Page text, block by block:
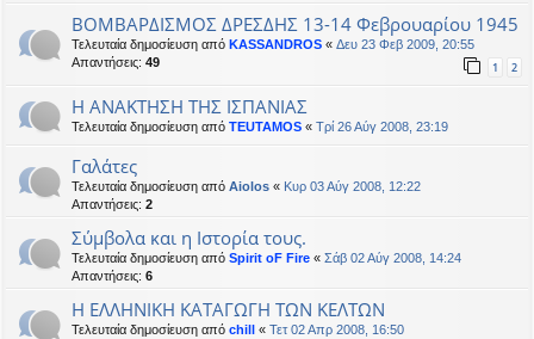
ΒΟΜΒΑΡΔΙΣΜΟΣ ΔΡΕΣΔΗΣ 13-14 Φεβρουαρίου 1945
Τελευταία δημοσίευση από KASSANDROS « Δευ 23 Φεβ 2009, 20:55
Απαντήσεις: 49 1 2
Η ΑΝΑΚΤΗΣΗ ΤΗΣ ΙΣΠΑΝΙΑΣ
Τελευταία δημοσίευση από TEUTAMOS « Τρί 26 Αύγ 2008, 23:19
Γαλάτες
Τελευταία δημοσίευση από Aiolos « Κυρ 03 Αύγ 2008, 12:22
Απαντήσεις: 2
Σύμβολα και η Ιστορία τους.
Τελευταία δημοσίευση από Spirit oF Fire « Σάβ 02 Αύγ 2008, 14:24
Απαντήσεις: 6
Η ΕΛΛΗΝΙΚΗ ΚΑΤΑΓΩΓΗ ΤΩΝ ΚΕΛΤΩΝ
Τελευταία δημοσίευση από chill « Τετ 02 Απρ 2008, 16:50